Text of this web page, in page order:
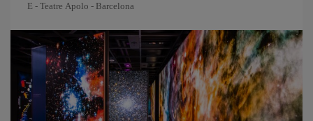
E - Teatre Apolo - Barcelona